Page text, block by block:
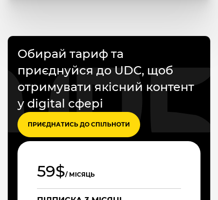
Обирай тариф та
приєднуйся до UDC, щоб
отримувати якісний контент
у digital сфері
ПРИЄДНАТИСЬ ДО СПІЛЬНОТИ
59$/ МІСЯЦЬ